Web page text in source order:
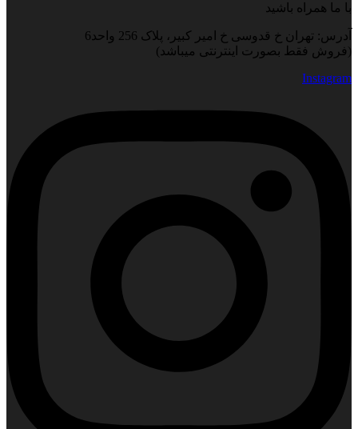
با ما همراه باشید
آدرس: تهران خ قدوسی خ امیر کبیر، پلاک 256 واحد6
(فروش فقط بصورت اینترنتی میباشد)
Instagram